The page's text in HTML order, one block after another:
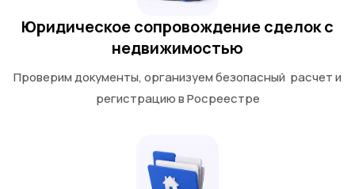
Юридическое сопровождение сделок с
недвижимостью
Проверим документы, организуем безопасный расчет и
регистрацию в Росреестре